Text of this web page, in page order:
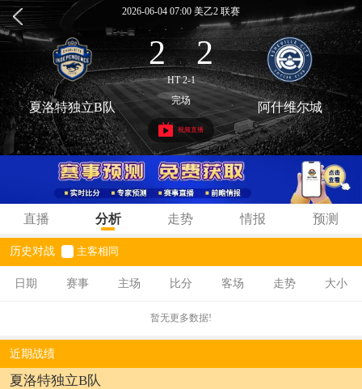
2026-06-04 07:00 美乙2 联赛
2 : 2
HT 2-1
夏洛特独立B队 完场 阿什维尔城
视频直播
直播 分析 走势 情报 预测
历史对战 主客相同
日期 赛事 主场 比分 客场 走势 大小
暂无更多数据!
近期战绩
夏洛特独立B队